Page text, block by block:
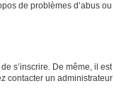
de problèmes d’abus
s’inscrire. De même, il
contacter un